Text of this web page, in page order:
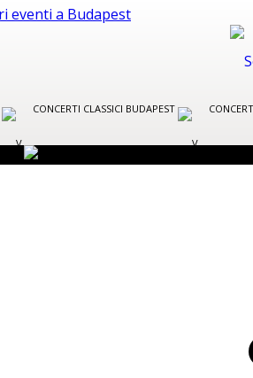
CONCERTI CLASSICI BUDAPEST